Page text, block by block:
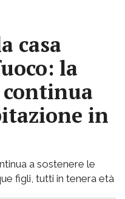
casa
la
in
a sostenere le
figli, tutti in tenera età